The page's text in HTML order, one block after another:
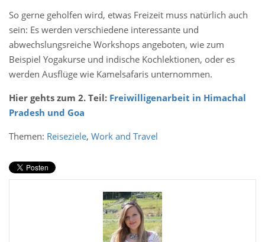
So gerne geholfen wird, etwas Freizeit muss natürlich auch
sein: Es werden verschiedene interessante und
abwechslungsreiche Workshops angeboten, wie zum
Beispiel Yogakurse und indische Kochlektionen, oder es
werden Ausflüge wie Kamelsafaris unternommen.
Hier gehts zum 2. Teil: Freiwilligenarbeit in Himachal
Pradesh und Goa
Themen: Reiseziele, Work and Travel